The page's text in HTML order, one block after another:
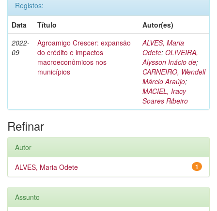
Registos:
Data
Título
Autor(es)
2022-
09
Agroamigo Crescer: expansão
do crédito e impactos
macroeconômicos nos
municípios
ALVES, Maria
Odete; OLIVEIRA,
Alysson Inácio de;
CARNEIRO, Wendell
Márcio Araújo;
MACIEL, Iracy
Soares Ribeiro
Refinar
Autor
1
ALVES, Maria Odete
Assunto